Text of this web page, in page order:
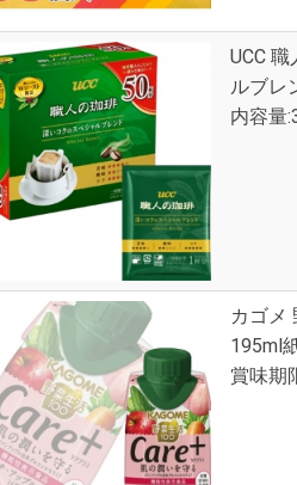
UCC
ルブレ
内容量
カゴメ
195ml
賞味期